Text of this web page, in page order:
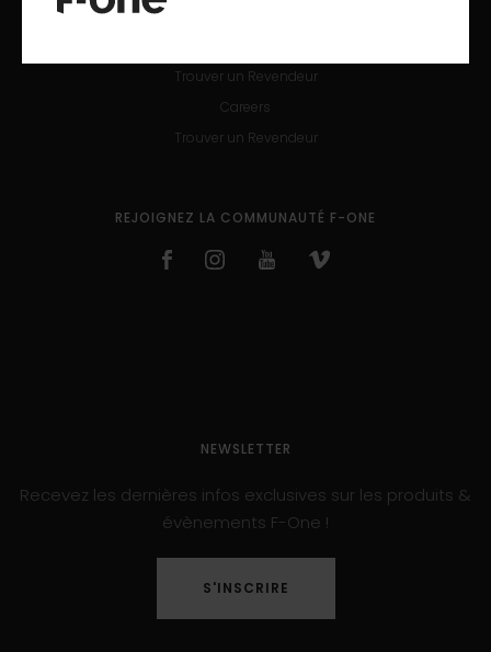
Trouver un Revendeur
Careers
Trouver un Revendeur
REJOIGNEZ LA COMMUNAUTÉ F-ONE
NEWSLETTER
Recevez les dernières infos exclusives sur les produits &
évènements F-One !
S'INSCRIRE